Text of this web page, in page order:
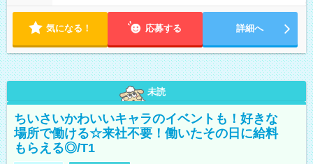
気になる！ 応募する 詳細へ
未読
ちいさいかわいいキャラのイベントも！好きな
場所で働ける☆来社不要！働いたその日に給料
もらえる◎/T1